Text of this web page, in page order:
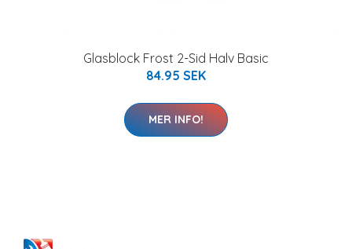
Glasblock Frost 2-Sid Halv Basic
84.95 SEK
MER INFO!